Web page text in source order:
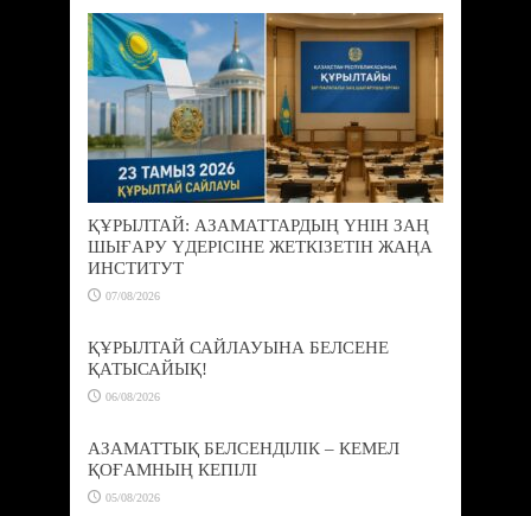
ҚҰРЫЛТАЙ: АЗАМАТТАРДЫҢ ҮНІН ЗАҢ
ШЫҒАРУ ҮДЕРІСІНЕ ЖЕТКІЗЕТІН ЖАҢА
ИНСТИТУТ
07/08/2026
ҚҰРЫЛТАЙ САЙЛАУЫНА БЕЛСЕНЕ
ҚАТЫСАЙЫҚ!
06/08/2026
АЗАМАТТЫҚ БЕЛСЕНДІЛІК – КЕМЕЛ
ҚОҒАМНЫҢ КЕПІЛІ
05/08/2026